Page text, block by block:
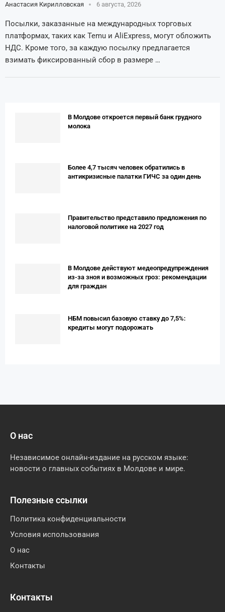
Анастасия Кирилловская 6 августа, 2026
Посылки, заказанные на международных торговых
платформах, таких как Temu и AliExpress, могут обложить
НДС. Кроме того, за каждую посылку предлагается
взимать фиксированный сбор в размере …
В Молдове откроется первый банк грудного
молока
Более 4,7 тысяч человек обратились в
антикризисные палатки ГИЧС за один день
Правительство представило предложения по
налоговой политике на 2027 год
В Молдове действуют медеопредупреждения
из-за зноя и возможных гроз: рекомендации
для граждан
НБМ повысил базовую ставку до 7,5%:
кредиты могут подорожать
О нас
Независимое онлайн-издание на русском языке:
новости о главных событиях в Молдове и мире.
Полезные ссылки
Политика конфиденциальности
Условия использования
О нас
Контакты
Контакты